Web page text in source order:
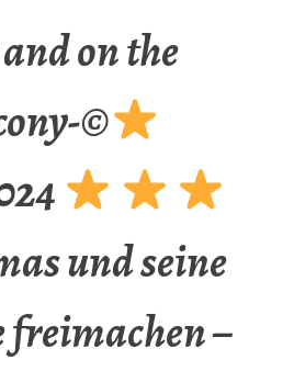
on the
©
und seine
freimachen –